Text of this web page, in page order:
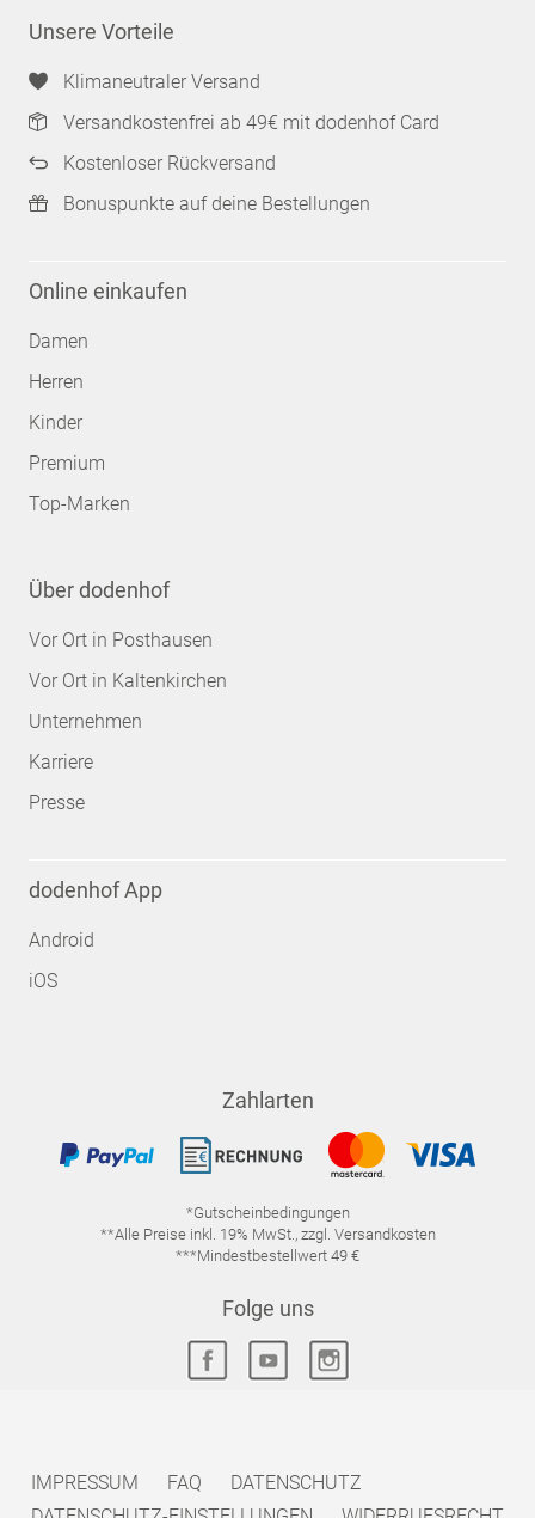
Unsere Vorteile
Klimaneutraler Versand
Versandkostenfrei ab 49€ mit dodenhof Card
Kostenloser Rückversand
Bonuspunkte auf deine Bestellungen
Online einkaufen
Damen
Herren
Kinder
Premium
Top-Marken
Über dodenhof
Vor Ort in Posthausen
Vor Ort in Kaltenkirchen
Unternehmen
Karriere
Presse
dodenhof App
Android
iOS
Zahlarten
*Gutscheinbedingungen
**Alle Preise inkl. 19% MwSt., zzgl. Versandkosten
***Mindestbestellwert 49 €
Folge uns
IMPRESSUM FAQ
DATENSCHUTZ